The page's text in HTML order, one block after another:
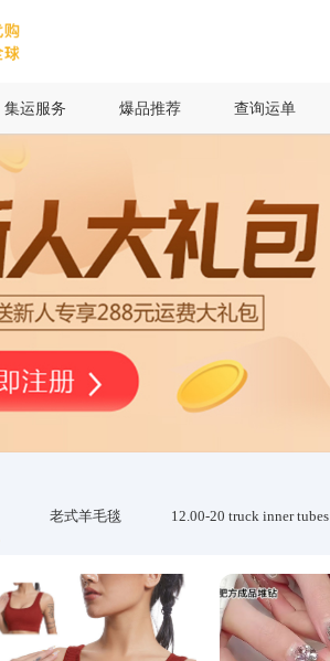
集运服务 爆品推荐 查询运单
老式羊毛毯 12.00-20 truck inner tubes